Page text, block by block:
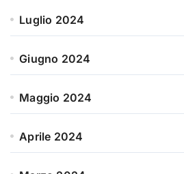
Luglio 2024
Giugno 2024
Maggio 2024
Aprile 2024